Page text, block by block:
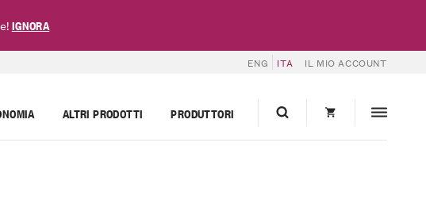
ENG ITA IL MIO ACCOUNT
ALTRI PRODOTTI PRODUTTORI
IGNORA